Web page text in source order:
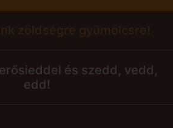
zöldségre gyümölcsre!
és szedd, vedd,
edd!